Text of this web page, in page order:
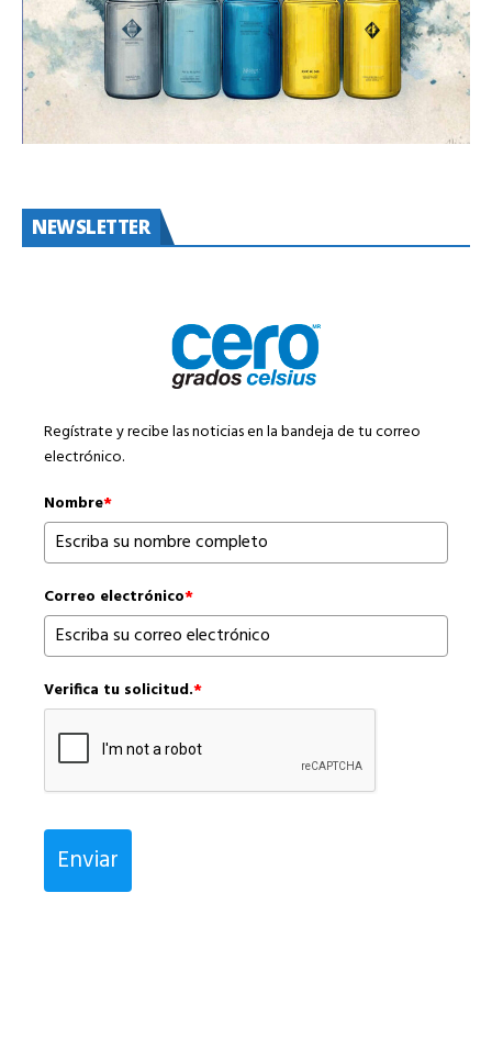
NEWSLETTER
Regístrate y recibe las noticias en la bandeja de tu correo
electrónico.
Nombre*
Correo electrónico*
Verifica tu solicitud.*
Enviar